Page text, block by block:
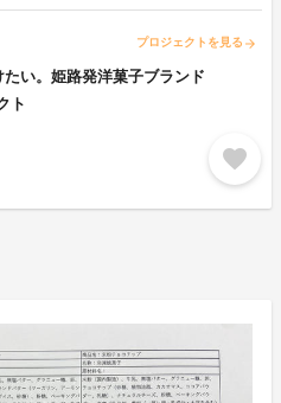
プロジェクトを見る arrow_forward
い。姫路発洋菓子ブランド
ト
favorite